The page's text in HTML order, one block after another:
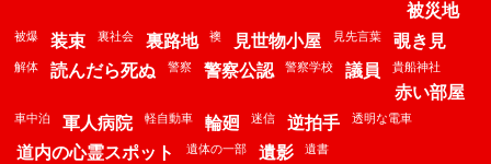
被災地
被爆 装束 裏社会 裏路地 襖 見世物小屋 見先言葉 覗き見
解体 読んだら死ぬ 警察 警察公認 警察学校 議員 貴船神社
赤い部屋
車中泊 軍人病院 軽自動車 輪廻 迷信 逆拍手 透明な電車
道内の心霊スポット 遺体の一部 遺影 遺書